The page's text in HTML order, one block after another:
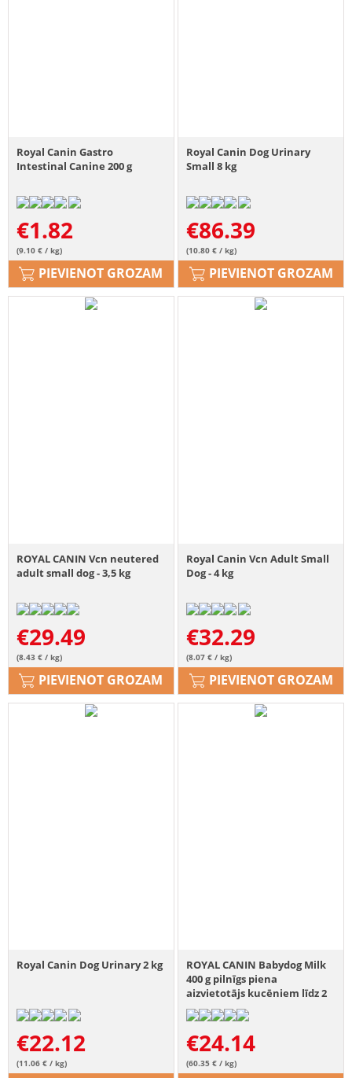
Royal Canin Gastro
Intestinal Canine 200 g
€1.82
(9.10 € / kg)
PIEVIENOT GROZAM
Royal Canin Dog Urinary
Small 8 kg
€86.39
(10.80 € / kg)
PIEVIENOT GROZAM
ROYAL CANIN Vcn neutered
adult small dog - 3,5 kg
€29.49
(8.43 € / kg)
PIEVIENOT GROZAM
Royal Canin Vcn Adult Small
Dog - 4 kg
€32.29
(8.07 € / kg)
PIEVIENOT GROZAM
Royal Canin Dog Urinary 2 kg
€22.12
(11.06 € / kg)
ROYAL CANIN Babydog Milk
400 g pilnīgs piena
aizvietotājs kucēniem līdz 2
mēnešu vecumam
€24.14
(60.35 € / kg)